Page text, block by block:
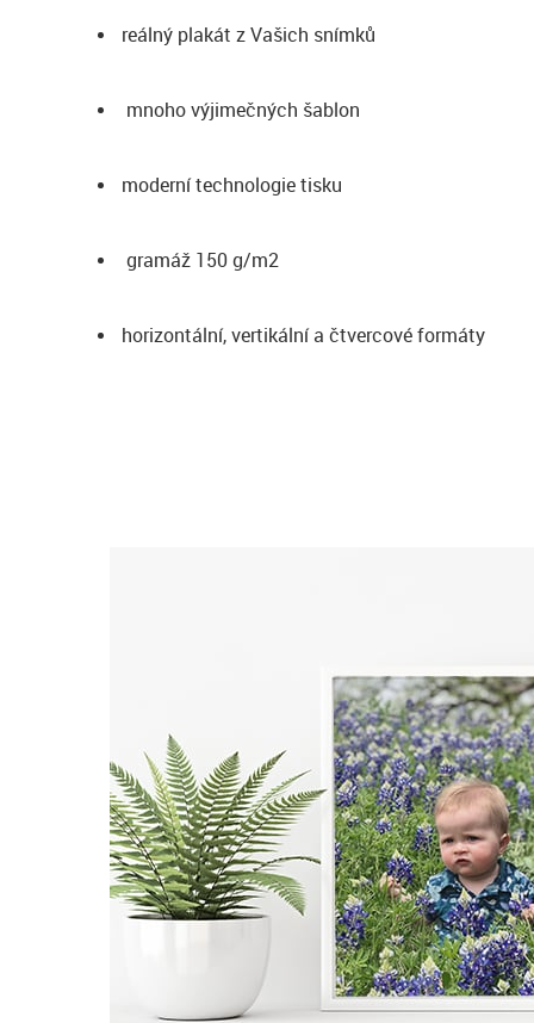
reálný plakát z Vašich snímků
mnoho výjimečných šablon
moderní technologie tisku
gramáž 150 g/m2
horizontální, vertikální a čtvercové formáty